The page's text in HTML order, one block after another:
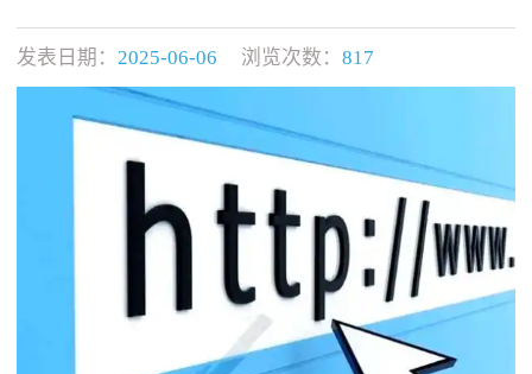
发表日期： 2025-06-06 浏览次数： 817